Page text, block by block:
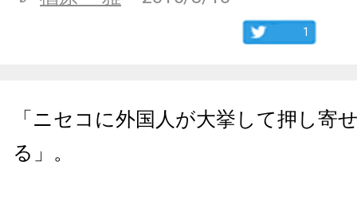
1
「ニセコに外国人が大挙して押し寄
る」。